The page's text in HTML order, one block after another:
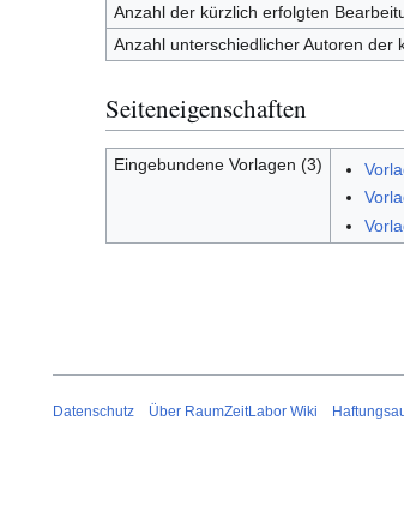
Anzahl der kürzlich erfolgten
Anzahl unterschiedlicher Autoren der
Seiteneigenschaften
Eingebundene Vorlagen (3)
Datenschutz Über RaumZeitLabor Wiki